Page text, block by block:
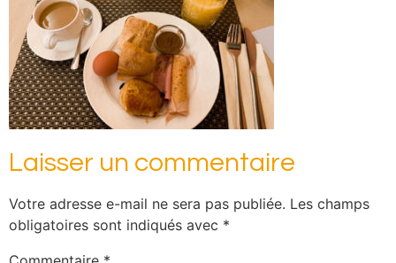
Laisser un commentaire
Votre adresse e-mail ne sera pas publiée. Les champs
obligatoires sont indiqués avec *